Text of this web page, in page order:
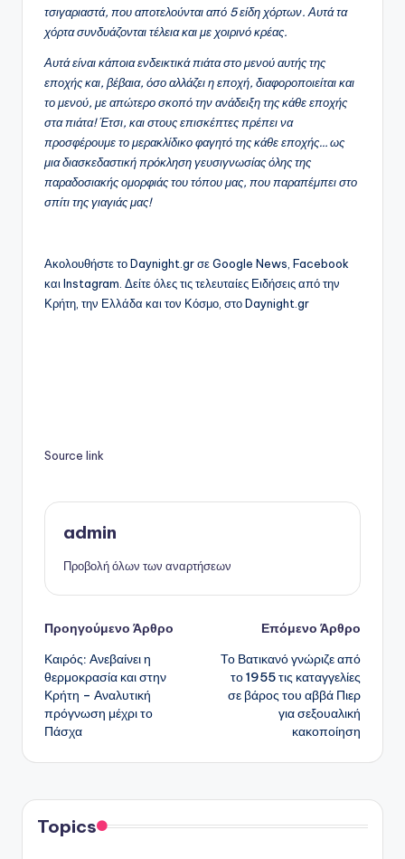
τσιγαριαστά, που αποτελούνται από 5 είδη χόρτων. Αυτά τα
χόρτα συνδυάζονται τέλεια και με χοιρινό κρέας.
Αυτά είναι κάποια ενδεικτικά πιάτα στο μενού αυτής της
εποχής και, βέβαια, όσο αλλάζει η εποχή, διαφοροποιείται και
το μενού, με απώτερο σκοπό την ανάδειξη της κάθε εποχής
στα πιάτα! Έτσι, και στους επισκέπτες πρέπει να
προσφέρουμε το μερακλίδικο φαγητό της κάθε εποχής… ως
μια διασκεδαστική πρόκληση γευσιγνωσίας όλης της
παραδοσιακής ομορφιάς του τόπου μας, που παραπέμπει στο
σπίτι της γιαγιάς μας!
Ακολουθήστε το Daynight.gr σε Google News, Facebook
και Instagram. Δείτε όλες τις τελευταίες Ειδήσεις από την
Κρήτη, την Ελλάδα και τον Κόσμο, στο Daynight.gr
Source link
admin
Προβολή όλων των αναρτήσεων
Πλοήγηση
δημοσιεύσεων
Προηγούμενο Άρθρο
Καιρός: Ανεβαίνει η
θερμοκρασία και στην
Κρήτη – Αναλυτική
πρόγνωση μέχρι το
Πάσχα
Επόμενο Άρθρο
Το Βατικανό γνώριζε από
το 1955 τις καταγγελίες
σε βάρος του αββά Πιερ
για σεξουαλική
κακοποίηση
Topics